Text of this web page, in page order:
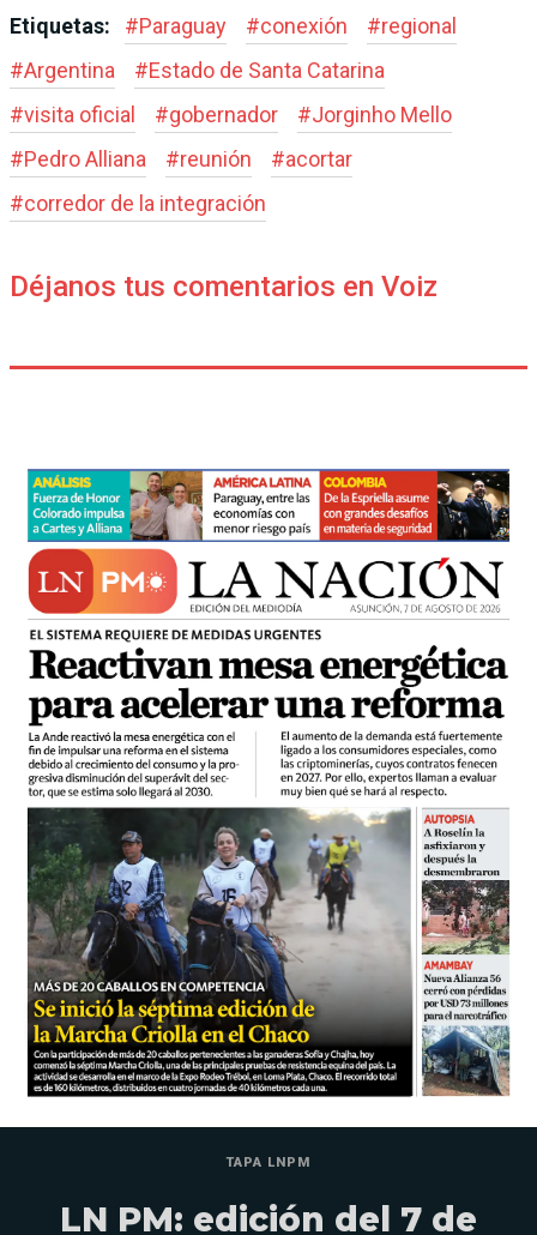
Etiquetas: #Paraguay #conexión #regional
#Argentina #Estado de Santa Catarina
#visita oficial #gobernador #Jorginho Mello
#Pedro Alliana #reunión #acortar
#corredor de la integración
Déjanos tus comentarios en Voiz
TAPA LNPM
LN PM: edición del 7 de